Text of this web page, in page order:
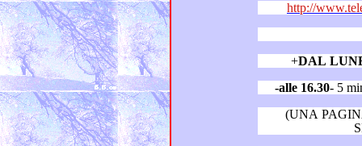
http://
+DAL
-alle 16.30 - 5
(UNA